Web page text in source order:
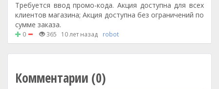
Требуется ввод промо-кода. Акция доступна для всех
клиентов магазина; Акция доступна без ограничений по
сумме заказа.
0 365 10 лет назад robot
Комментарии (0)